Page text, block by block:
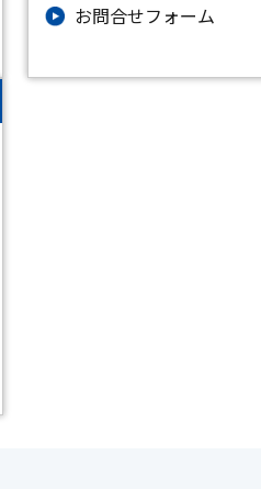
お問合せフォーム